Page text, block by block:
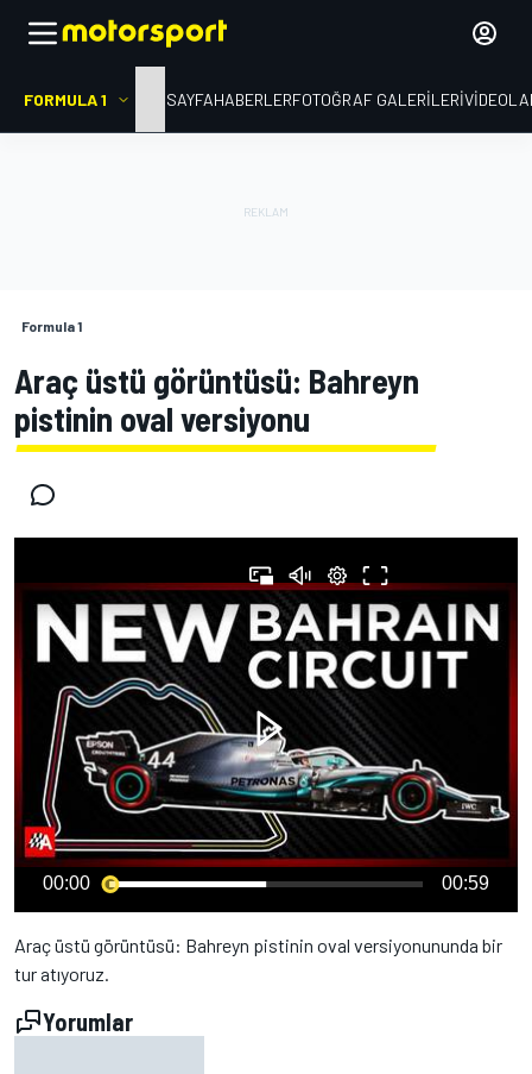
FORMULA 1 ANA SAYFAHABERLERFOTOĞRAF GALERILERI
Formula 1
Araç üstü görüntüsü: Bahreyn
pistinin oval versiyonu
00:00 00:59
Araç üstü görüntüsü: Bahreyn pistinin oval versiyonununda bir
tur atıyoruz.
Yorumlar